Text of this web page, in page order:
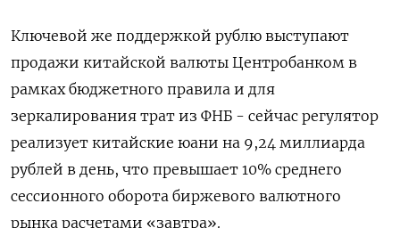
Ключевой же поддержкой рублю выступают
продажи китайской валюты Центробанком в
рамках бюджетного правила и для
зеркалирования трат из ФНБ - сейчас регулятор
реализует китайские юани на 9,24 миллиарда
рублей в день, что превышает 10% среднего
сессионного оборота биржевого валютного
рынка расчетами «завтра».